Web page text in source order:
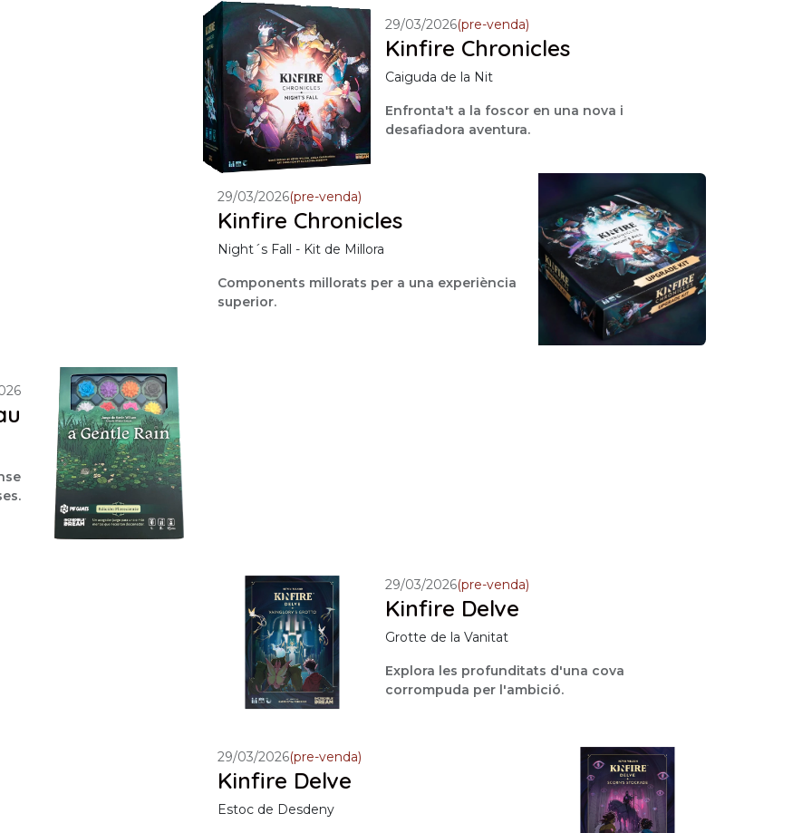
29/03/2026(pre-venda)
Kinfire Chronicles
Caiguda de la Nit
Enfronta't a la foscor en una nova i
desafiadora aventura.
29/03/2026(pre-venda)
Kinfire Chronicles
Night´s Fall - Kit de Millora
Components millorats per a una experiència
superior.
29/03/2026(pre-venda)
Kinfire Delve
Grotte de la Vanitat
Explora les profunditats d'una cova
corrompuda per l'ambició.
29/03/2026(pre-venda)
Kinfire Delve
Estoc de Desdeny